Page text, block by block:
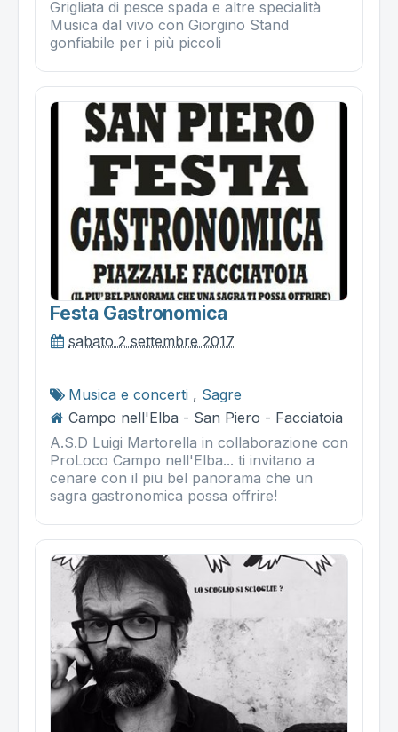
Grigliata di pesce spada e altre specialità
Musica dal vivo con Giorgino Stand
gonfiabile per i più piccoli
Festa Gastronomica
sabato 2 settembre 2017
Musica e concerti , Sagre
Campo nell'Elba - San Piero - Facciatoia
A.S.D Luigi Martorella in collaborazione con
ProLoco Campo nell'Elba... ti invitano a
cenare con il piu bel panorama che un
sagra gastronomica possa offrire!